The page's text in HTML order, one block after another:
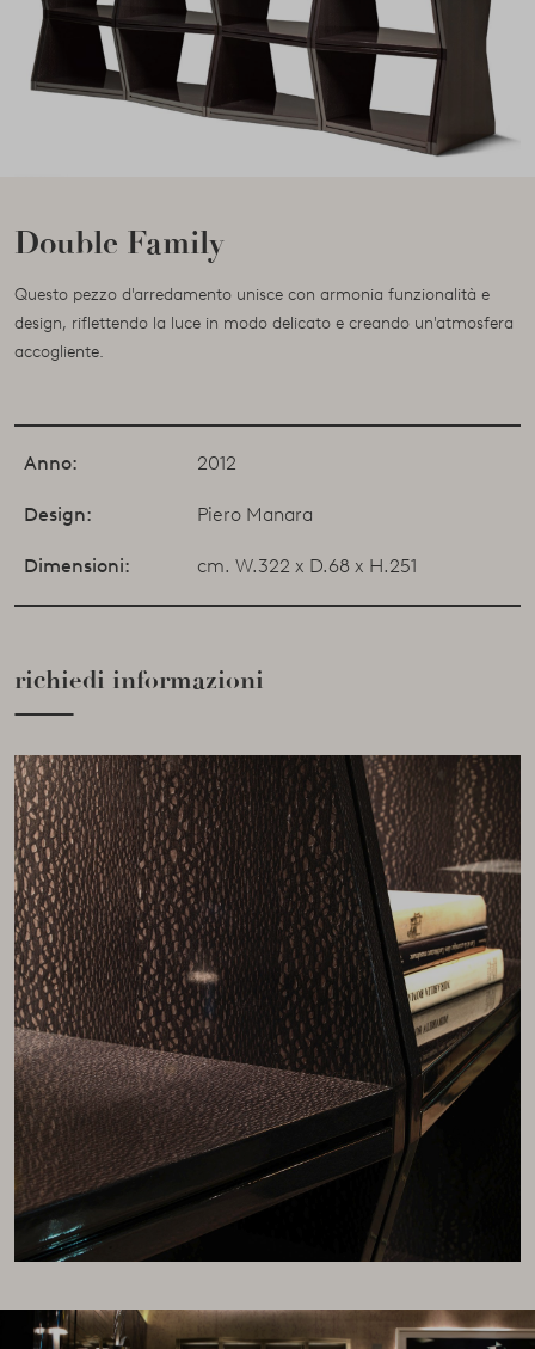
Double Family
Questo pezzo d'arredamento unisce con armonia funzionalità e
design, riflettendo la luce in modo delicato e creando un'atmosfera
accogliente.
Anno: 2012
Design: Piero Manara
Dimensioni: cm. W.322 x D.68 x H.251
richiedi informazioni